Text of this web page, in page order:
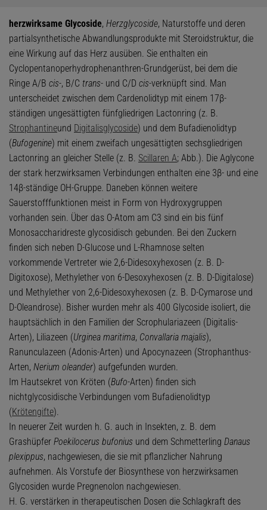
herzwirksame Glycoside, Herzglycoside, Naturstoffe und deren
partialsynthetische Abwandlungsprodukte mit Steroidstruktur, die
eine Wirkung auf das Herz ausüben. Sie enthalten ein
Cyclopentanoperhydrophenanthren-Grundgerüst, bei dem die
Ringe A/B cis-, B/C trans- und C/D cis-verknüpft sind. Man
unterscheidet zwischen dem Cardenolidtyp mit einem 17β-
ständigen ungesättigten fünfgliedrigen Lactonring (z. B.
Strophantineund Digitalisglycoside) und dem Bufadienolidtyp
(Bufogenine) mit einem zweifach ungesättigten sechsgliedrigen
Lactonring an gleicher Stelle (z. B. Scillaren A; Abb.). Die Aglycone
der stark herzwirksamen Verbindungen enthalten eine 3β- und eine
14β-ständige OH-Gruppe. Daneben können weitere
Sauerstofffunktionen meist in Form von Hydroxygruppen
vorhanden sein. Über das O-Atom am C3 sind ein bis fünf
Monosaccharidreste glycosidisch gebunden. Bei den Zuckern
finden sich neben D-Glucose und L-Rhamnose selten
vorkommende Vertreter wie 2,6-Didesoxyhexosen (z. B. D-
Digitoxose), Methylether von 6-Desoxyhexosen (z. B. D-Digitalose)
und Methylether von 2,6-Didesoxyhexosen (z. B. D-Cymarose und
D-Oleandrose). Bisher wurden mehr als 400 Glycoside isoliert, die
hauptsächlich in den Familien der Scrophulariazeen (Digitalis-
Arten), Liliazeen (Urginea maritima, Convallaria majalis),
Ranunculazeen (Adonis-Arten) und Apocynazeen (Strophanthus-
Arten, Nerium oleander) aufgefunden wurden.
Im Hautsekret von Kröten (Bufo-Arten) finden sich
nichtglycosidische Verbindungen vom Bufadienolidtyp
(Krötengifte).
In neuerer Zeit wurden h. G. auch in Insekten, z. B. dem
Grashüpfer Poekilocerus bufonius und dem Schmetterling Danaus
plexippus, nachgewiesen, die sie mit pflanzlicher Nahrung
aufnehmen. Als Vorstufe der Biosynthese von herzwirksamen
Glycosiden wurde Pregnenolon nachgewiesen.
H. G. verstärken in therapeutischen Dosen die Schlagkraft des